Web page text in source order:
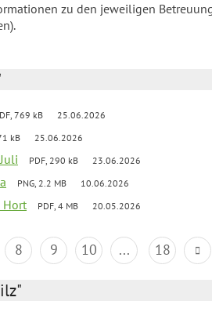
zu den jeweiligen
769 kB 25.06.2026
kB 25.06.2026
PDF, 290 kB 23.06.2026
PNG, 2.2 MB 10.06.2026
Hort PDF, 4 MB 20.05.2026
8 9 10 ... 18